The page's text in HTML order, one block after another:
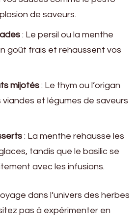
de saveurs.
: Le persil ou la menthe
goût frais et rehaussent vos
mijotés : Le thym ou l’origan
viandes et légumes de saveurs
: La menthe rehausse les
tandis que le basilic se
avec les infusions.
dans l’univers des herbes
pas à expérimenter en